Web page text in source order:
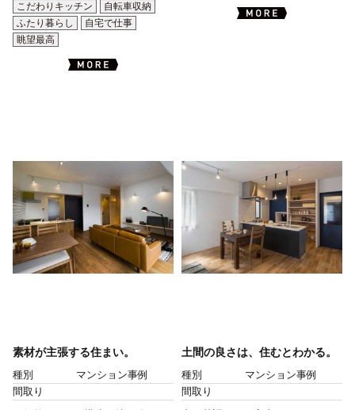
こだわりキッチン
自転車収納
ふたり暮らし
自宅で仕事
眺望最高
素材が主張する住まい。
種別
マンション事例
間取り
土間の良さは、住むとわかる。
種別
マンション事例
間取り